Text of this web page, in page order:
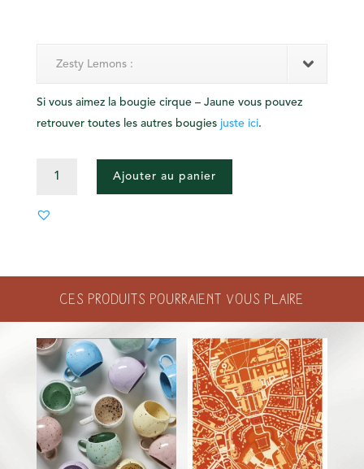
Zesty Lemons :
Si vous aimez la bougie cirque – Jaune vous pouvez
retrouver toutes les autres bougies juste ici.
CIRQUE
Ajouter au panier
Ces produits pourraient vous plaire